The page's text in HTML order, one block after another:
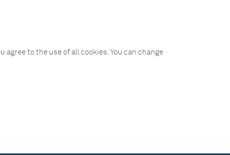
to the use of all cookies. You can change